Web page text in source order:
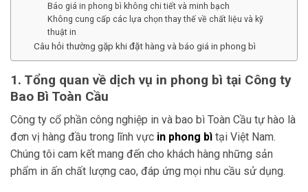
Báo giá in phong bì không chi tiết và minh bạch
Không cung cấp các lựa chọn thay thế về chất liệu và kỹ
thuật in
Câu hỏi thường gặp khi đặt hàng và báo giá in phong bì
1. Tổng quan về dịch vụ in phong bì tại Công ty
Bao Bì Toàn Cầu
Công ty cổ phần công nghiệp in và bao bì Toàn Cầu tự hào là
đơn vị hàng đầu trong lĩnh vực in phong bì tại Việt Nam.
Chúng tôi cam kết mang đến cho khách hàng những sản
phẩm in ấn chất lượng cao, đáp ứng mọi nhu cầu sử dụng.